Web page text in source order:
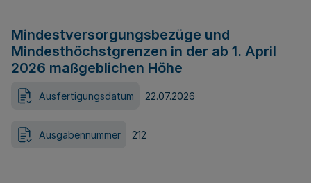
Mindestversorgungsbezüge und
Mindesthöchstgrenzen in der ab 1. April
2026 maßgeblichen Höhe
Ausfertigungsdatum 22.07.2026
Ausgabennummer 212